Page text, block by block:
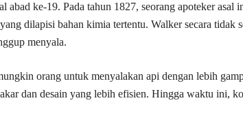
abad ke-19. Pada tahun 1827, seorang apoteker
dilapisi bahan kimia tertentu. Walker secara tidak
menyala.
orang untuk menyalakan api dengan lebih
dan desain yang lebih efisien. Hingga waktu ini,